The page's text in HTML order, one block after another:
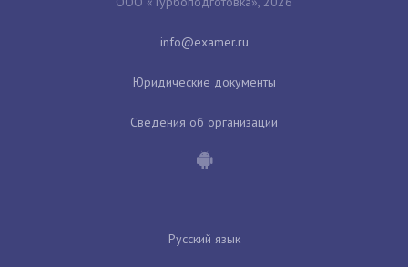
Юридические документы
Сведения об организации
Русский язык